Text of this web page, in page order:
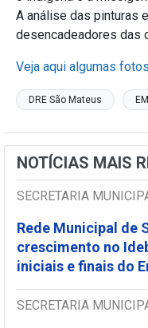
A análise das pinturas
desencadeadores das
Veja aqui algumas
DRE São Mateus
NOTÍCIAS MAIS
SECRETARIA
Rede Municipal de
crescimento no
iniciais e finais do
SECRETARIA